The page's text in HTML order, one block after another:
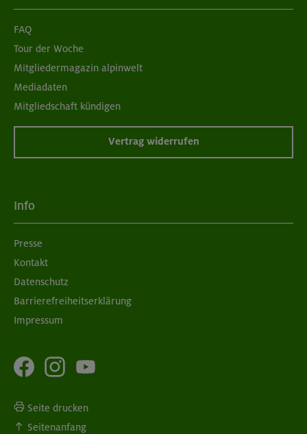
FAQ
Tour der Woche
Mitgliedermagazin alpinwelt
Mediadaten
Mitgliedschaft kündigen
Vertrag widerrufen
Info
Presse
Kontakt
Datenschutz
Barrierefreiheitserklärung
Impressum
Seite drucken
Seitenanfang